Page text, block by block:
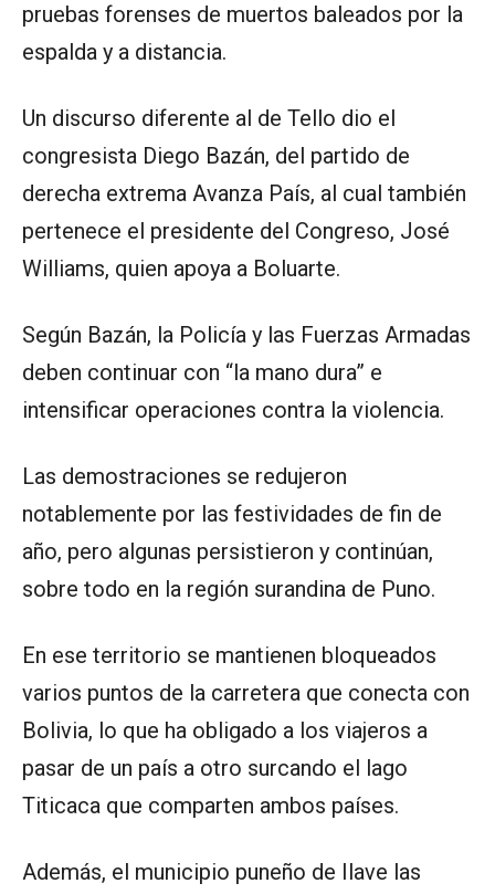
pruebas forenses de muertos baleados por la
espalda y a distancia.
Un discurso diferente al de Tello dio el
congresista Diego Bazán, del partido de
derecha extrema Avanza País, al cual también
pertenece el presidente del Congreso, José
Williams, quien apoya a Boluarte.
Según Bazán, la Policía y las Fuerzas Armadas
deben continuar con “la mano dura” e
intensificar operaciones contra la violencia.
Las demostraciones se redujeron
notablemente por las festividades de fin de
año, pero algunas persistieron y continúan,
sobre todo en la región surandina de Puno.
En ese territorio se mantienen bloqueados
varios puntos de la carretera que conecta con
Bolivia, lo que ha obligado a los viajeros a
pasar de un país a otro surcando el lago
Titicaca que comparten ambos países.
Además, el municipio puneño de Ilave las